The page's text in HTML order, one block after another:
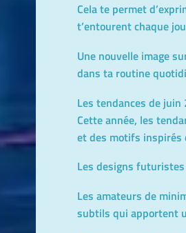
Cela te permet
t’entourent chaque
Une nouvelle image
dans ta routine
Les tendances de juin
Cette année, les
et des motifs inspirés
Les designs
Les amateurs de
subtils qui apportent